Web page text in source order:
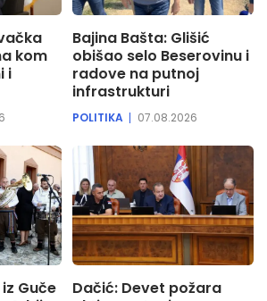
kom
i
Bajina Bašta: Glišić
obišao selo Beserovinu i
radove na putnoj
infrastrukturi
POLITIKA 07.08.2026
Guče
Dačić: Devet požara